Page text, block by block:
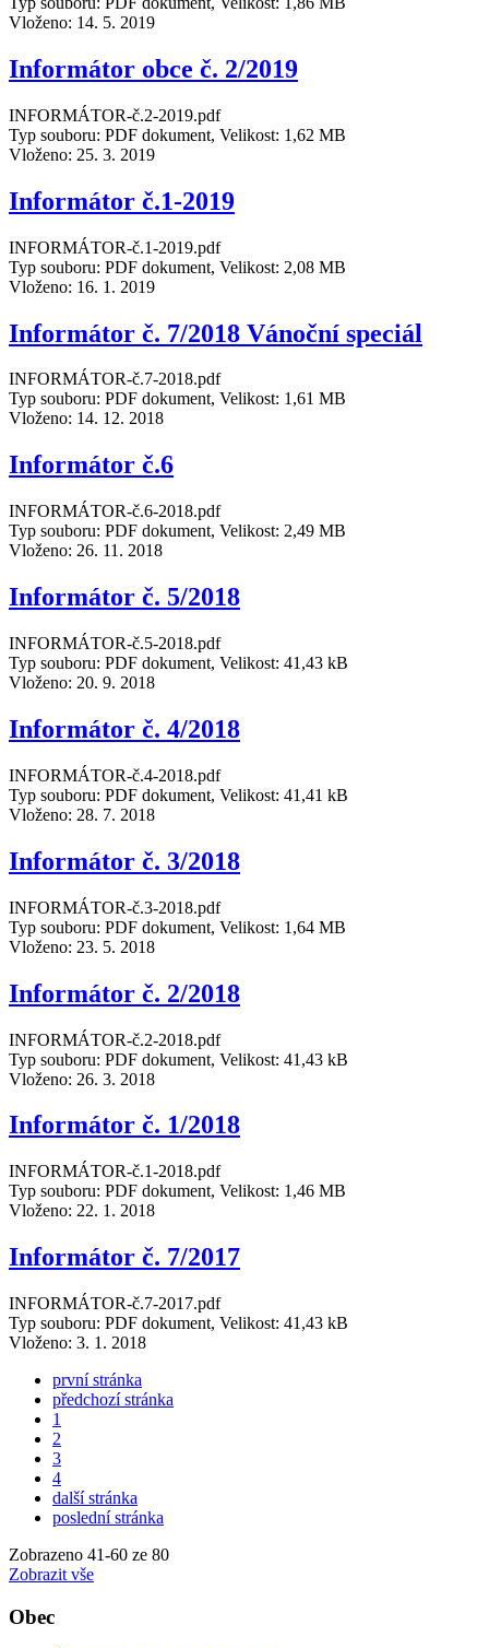
Vloženo: 14. 5. 2019
Informátor obce č. 2/2019
INFORMÁTOR-č.2-2019.pdf
Typ souboru: PDF dokument, Velikost: 1,62 MB
Vloženo: 25. 3. 2019
Informátor č.1-2019
INFORMÁTOR-č.1-2019.pdf
Typ souboru: PDF dokument, Velikost: 2,08 MB
Vloženo: 16. 1. 2019
Informátor č. 7/2018 Vánoční speciál
INFORMÁTOR-č.7-2018.pdf
Typ souboru: PDF dokument, Velikost: 1,61 MB
Vloženo: 14. 12. 2018
Informátor č.6
INFORMÁTOR-č.6-2018.pdf
Typ souboru: PDF dokument, Velikost: 2,49 MB
Vloženo: 26. 11. 2018
Informátor č. 5/2018
INFORMÁTOR-č.5-2018.pdf
Typ souboru: PDF dokument, Velikost: 41,43 kB
Vloženo: 20. 9. 2018
Informátor č. 4/2018
INFORMÁTOR-č.4-2018.pdf
Typ souboru: PDF dokument, Velikost: 41,41 kB
Vloženo: 28. 7. 2018
Informátor č. 3/2018
INFORMÁTOR-č.3-2018.pdf
Typ souboru: PDF dokument, Velikost: 1,64 MB
Vloženo: 23. 5. 2018
Informátor č. 2/2018
INFORMÁTOR-č.2-2018.pdf
Typ souboru: PDF dokument, Velikost: 41,43 kB
Vloženo: 26. 3. 2018
Informátor č. 1/2018
INFORMÁTOR-č.1-2018.pdf
Typ souboru: PDF dokument, Velikost: 1,46 MB
Vloženo: 22. 1. 2018
Informátor č. 7/2017
INFORMÁTOR-č.7-2017.pdf
Typ souboru: PDF dokument, Velikost: 41,43 kB
Vloženo: 3. 1. 2018
první stránka
předchozí stránka
1
2
3
4
další stránka
poslední stránka
Zobrazeno 41-60 ze 80
Zobrazit vše
Obec